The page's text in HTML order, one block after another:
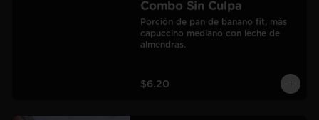
Combo Sin Culpa
Porción de pan de banano fit, más
capuccino mediano con leche de
almendras.
$6.20